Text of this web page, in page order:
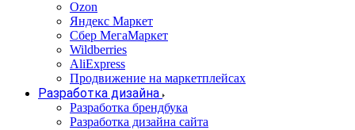
Ozon
Яндекс Маркет
Сбер МегаМаркет
Wildberries
AliExpress
Продвижение на маркетплейсах
Разработка дизайна
Разработка брендбука
Разработка дизайна сайта